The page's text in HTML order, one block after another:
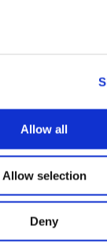
Allow all
Allow selection
Deny